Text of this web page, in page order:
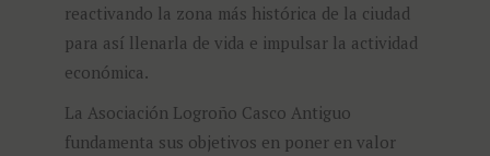
reactivando la zona más histórica de la ciudad
para así llenarla de vida e impulsar la actividad
económica.
La Asociación Logroño Casco Antiguo
fundamenta sus objetivos en poner en valor